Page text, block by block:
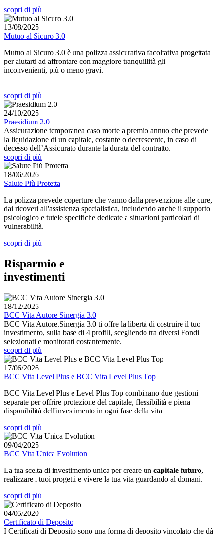
scopri di più
13/08/2025
Mutuo al Sicuro 3.0
Mutuo al Sicuro 3.0 è una polizza assicurativa facoltativa progettata
per aiutarti ad affrontare con maggiore tranquillità gli
inconvenienti, più o meno gravi.
scopri di più
24/10/2025
Praesidium 2.0
Assicurazione temporanea caso morte a premio annuo che prevede
la liquidazione di un capitale, costante o decrescente, in caso di
decesso dell’Assicurato durante la durata del contratto.
scopri di più
18/06/2026
Salute Più Protetta
La polizza prevede coperture che vanno dalla prevenzione alle cure,
dai ricoveri all'assistenza specialistica, includendo anche il supporto
psicologico e tutele specifiche dedicate a situazioni particolari di
vulnerabilità.
scopri di più
Risparmio e
investimenti
18/12/2025
BCC Vita Autore Sinergia 3.0
BCC Vita Autore.Sinergia 3.0 ti offre la libertà di costruire il tuo
investimento, sulla base di 4 profili, scegliendo tra diversi Fondi
selezionati e monitorati costantemente.
scopri di più
17/06/2026
BCC Vita Level Plus e BCC Vita Level Plus Top
BCC Vita Level Plus e Level Plus Top combinano due gestioni
separate per offrire protezione del capitale, flessibilità e piena
disponibilità dell'investimento in ogni fase della vita.
scopri di più
09/04/2025
BCC Vita Unica Evolution
La tua scelta di investimento unica per creare un capitale futuro,
realizzare i tuoi progetti e vivere la tua vita guardando al domani.
scopri di più
04/05/2020
Certificato di Deposito
I Certificati di Deposito sono una forma di deposito vincolato che dà